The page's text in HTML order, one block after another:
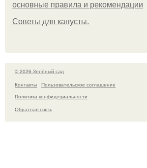
основные правила и рекомендации
Советы для капусты.
© 2026 Зелёный сад
Контакты
Пользовательское соглашение
Политика конфидециальности
Обратная связь